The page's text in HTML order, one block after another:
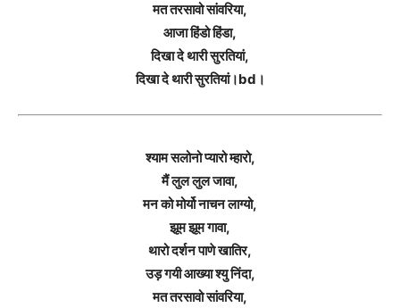
मत तरसावो सांवरिया,
आजा हिंडो हिंडा,
दिखा दे थारी सुरतियां,
दिखा दे थारी सुरतियां।bd।
श्याम सलोनो प्यारो म्हारो,
मैं लुल लुल जावा,
मन को मोर्यो नाचन लाग्यो,
झूम झूम गावा,
थारो दर्शन पाणे खातिर,
उड़ गयी आख्या श्यु निंदा,
मत तरसावो सांवरिया,